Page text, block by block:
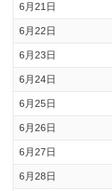
6月21日
6月22日
6月23日
6月24日
6月25日
6月26日
6月27日
6月28日